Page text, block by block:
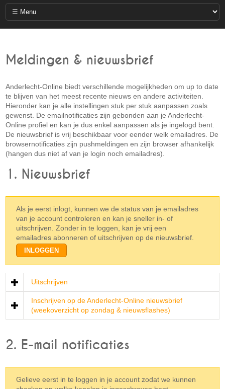
Meldingen & nieuwsbrief
Anderlecht-Online biedt verschillende mogelijkheden om up to date
te blijven van het meest recente nieuws en andere activiteiten.
Hieronder kan je alle instellingen stuk per stuk aanpassen zoals
gewenst. De emailnotificaties zijn gebonden aan je Anderlecht-
Online profiel en kan je dus enkel aanpassen als je ingelogd bent.
De nieuwsbrief is vrij beschikbaar voor eender welk emailadres. De
browsernotificaties zijn pushmeldingen en zijn browser afhankelijk
(hangen dus niet af van je login noch emailadres).
1. Nieuwsbrief
Als je eerst inlogt, kunnen we de status van je emailadres
van je account controleren en kan je sneller in- of
uitschrijven. Zonder in te loggen, kan je vrij een
emailadres abonneren of uitschrijven op de nieuwsbrief.
Uitschrijven
Inschrijven op de Anderlecht-Online nieuwsbrief
(weekoverzicht op zondag & nieuwsflashes)
2. E-mail notificaties
Gelieve eerst in te loggen in je account zodat we kunnen